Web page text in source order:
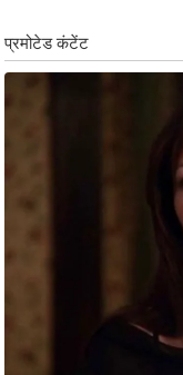
स
मी
क्षा
a
k